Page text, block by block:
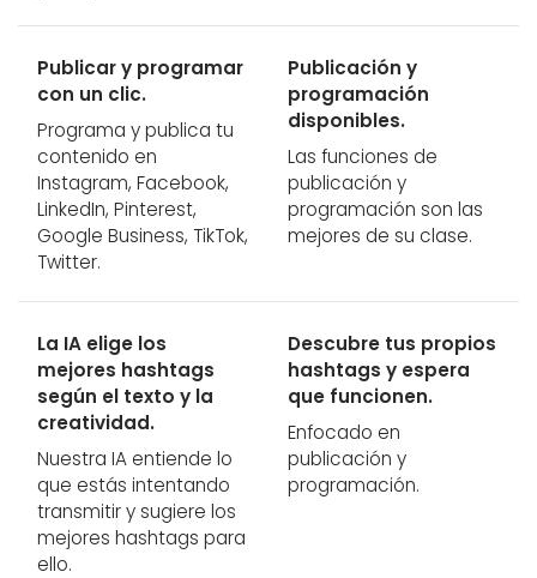
Publicar y programar
con un clic.
Programa y publica tu
contenido en
Instagram, Facebook,
LinkedIn, Pinterest,
Google Business, TikTok,
Twitter.
Publicación y
programación
disponibles.
Las funciones de
publicación y
programación son las
mejores de su clase.
La IA elige los
mejores hashtags
según el texto y la
creatividad.
Nuestra IA entiende lo
que estás intentando
transmitir y sugiere los
mejores hashtags para
ello.
Descubre tus propios
hashtags y espera
que funcionen.
Enfocado en
publicación y
programación.